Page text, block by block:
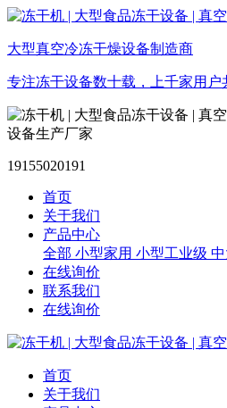
大型真空冷冻干燥设备制造商
专注冻干设备数十载，上千家用户
设备生产厂家
19155020191
首页
关于我们
产品中心
全部 小型家用 小型工业级
在线询价
联系我们
在线询价
首页
关于我们